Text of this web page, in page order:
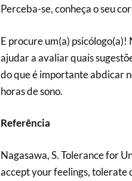
Perceba-se, conheça o seu
E procure um(a)
ajudar a avaliar quais
do que é importante abdicar
horas de sono.
Referência
Nagasawa, S. Tolerance for
accept your feelings, tolerate